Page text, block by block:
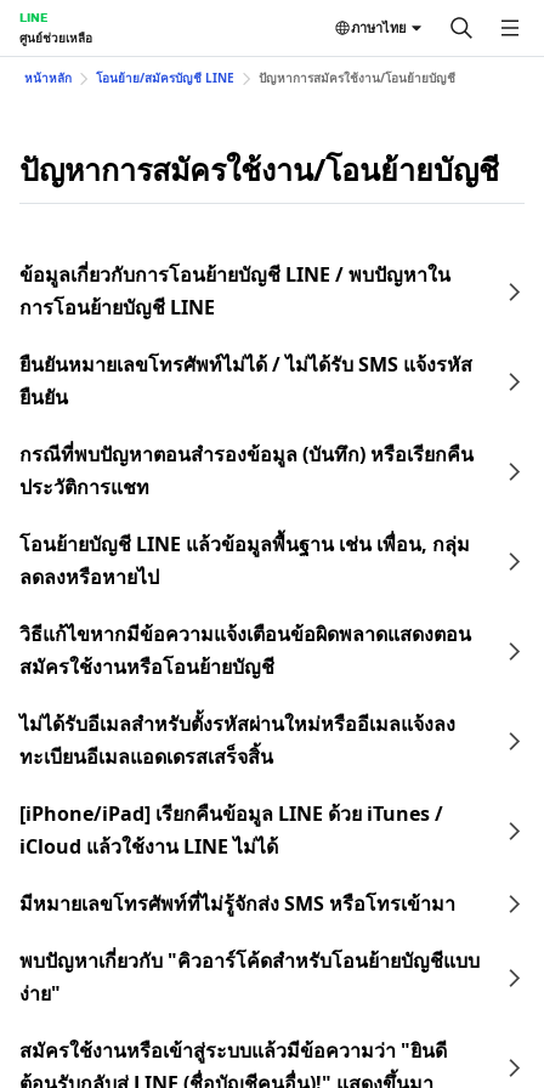
LINE
ศูนย์ช่วยเหลือ
ภาษาไทย
หน้าหลัก โอนย้าย/สมัครบัญชี LINE ปัญหาการสมัครใช้งาน/โอนย้ายบัญชี
ปัญหาการสมัครใช้งาน/โอนย้ายบัญชี
ข้อมูลเกี่ยวกับการโอนย้ายบัญชี LINE / พบปัญหาใน
การโอนย้ายบัญชี LINE
ยืนยันหมายเลขโทรศัพท์ไม่ได้ / ไม่ได้รับ SMS แจ้งรหัส
ยืนยัน
กรณีที่พบปัญหาตอนสำรองข้อมูล (บันทึก) หรือเรียกคืน
ประวัติการแชท
โอนย้ายบัญชี LINE แล้วข้อมูลพื้นฐาน เช่น เพื่อน, กลุ่ม
ลดลงหรือหายไป
วิธีแก้ไขหากมีข้อความแจ้งเตือนข้อผิดพลาดแสดงตอน
สมัครใช้งานหรือโอนย้ายบัญชี
ไม่ได้รับอีเมลสำหรับตั้งรหัสผ่านใหม่หรืออีเมลแจ้งลง
ทะเบียนอีเมลแอดเดรสเสร็จสิ้น
[iPhone/iPad] เรียกคืนข้อมูล LINE ด้วย iTunes /
iCloud แล้วใช้งาน LINE ไม่ได้
มีหมายเลขโทรศัพท์ที่ไม่รู้จักส่ง SMS หรือโทรเข้ามา
พบปัญหาเกี่ยวกับ "คิวอาร์โค้ดสำหรับโอนย้ายบัญชีแบบ
ง่าย"
สมัครใช้งานหรือเข้าสู่ระบบแล้วมีข้อความว่า "ยินดี